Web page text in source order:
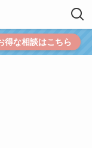
得な相談はこちら